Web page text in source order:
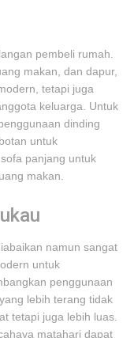
pembeli rumah.
makan, dan dapur,
tetapi juga
keluarga. Untuk
dinding
untuk
panjang untuk
makan.
namun sangat
untuk
penggunaan
lebih terang tidak
tetapi juga lebih luas.
matahari dapat